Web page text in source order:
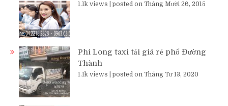
1.1k views posted on Tháng Mười 26, 2015
Phi Long taxi tải giá rẻ phố Đường
Thành
1.1k views posted on Tháng Tư 13, 2020